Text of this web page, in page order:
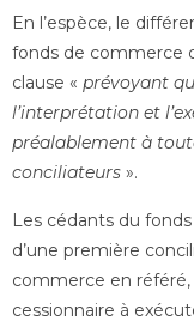
En l’espèce, le
fonds de commerce
clause « prévoyant
l’interprétation et
préalablement à
conciliateurs ».
Les cédants du
d’une première
commerce en
cessionnaire à